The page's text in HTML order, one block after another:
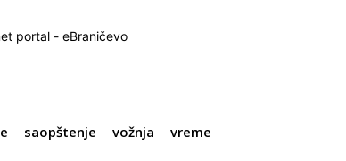
portal - eBraničevo
saopštenje vožnja vreme